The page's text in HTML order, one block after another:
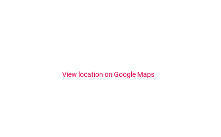
View location on Google Maps